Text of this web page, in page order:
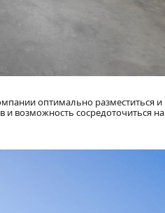
оптимально разместиться и
и возможность сосредоточиться на